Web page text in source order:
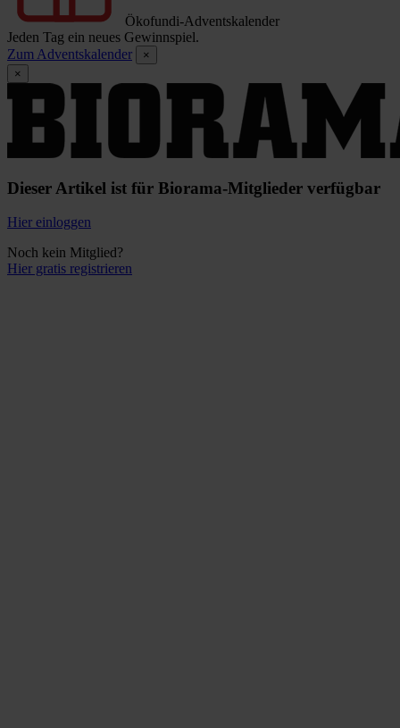
Ökofundi-Adventskalender
Jeden Tag ein neues Gewinnspiel.
Zum Adventskalender
×
×
Dieser Artikel ist für Biorama-Mitglieder verfügbar
Hier einloggen
Noch kein Mitglied?
Hier gratis registrieren